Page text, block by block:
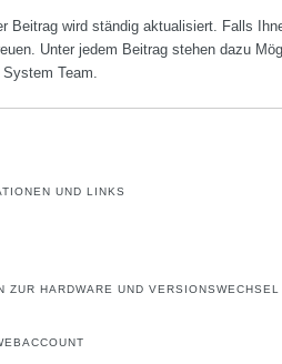
Beitrag wird ständig aktualisiert. Falls
Unter jedem Beitrag stehen dazu
Team.
UND LINKS
ZUR HARDWARE UND VERSIONSWECHSEL